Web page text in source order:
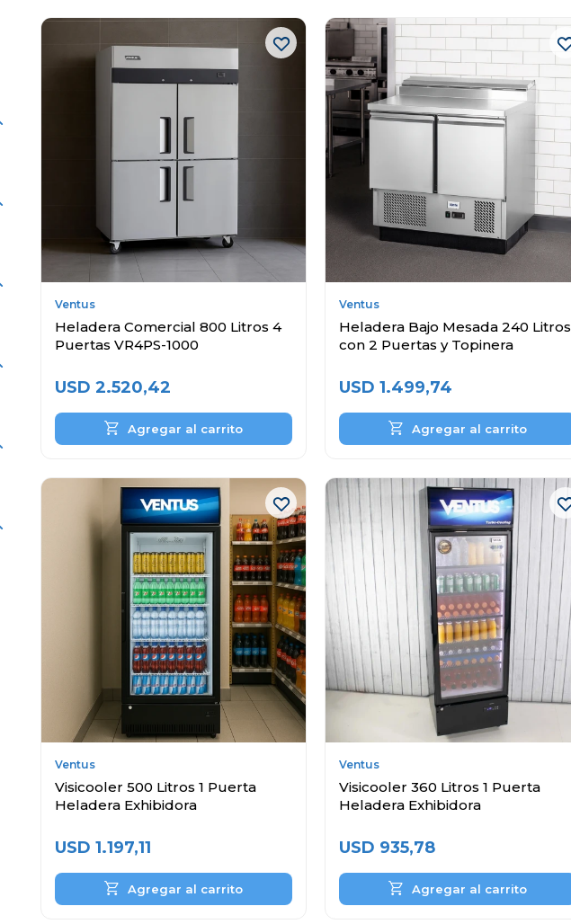
Ventus
Heladera Comercial 800 Litros 4
Puertas VR4PS-1000
USD 2.520,42
Ventus
Heladera Bajo Mesada 240 Litros
con 2 Puertas y Topinera
USD 1.499,74
Ventus
Visicooler 500 Litros 1 Puerta
Heladera Exhibidora
USD 1.197,11
Ventus
Visicooler 360 Litros 1 Puerta
Heladera Exhibidora
USD 935,78